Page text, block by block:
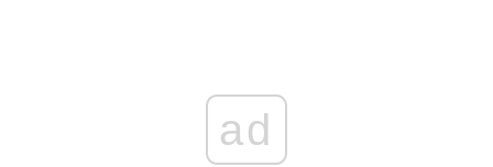
ad